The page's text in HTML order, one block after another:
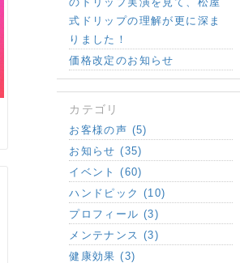
式ドリップの理解が更に深ま
りました！
価格改定のお知らせ
カテゴリ
お客様の声 (5)
お知らせ (35)
イベント (60)
ハンドピック (10)
プロフィール (3)
メンテナンス (3)
健康効果 (3)